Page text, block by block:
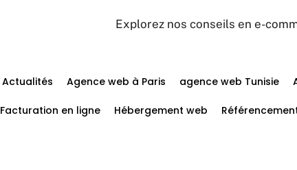
Explorez nos conseils en e-
Actualités Agence web à Paris agence web Tunisie
Facturation en ligne Hébergement web